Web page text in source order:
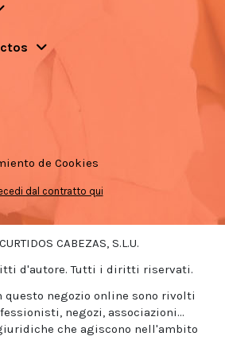
de Cookies
dal contratto qui
CABEZAS, S.L.U.
d'autore. Tutti i diritti riservati.
negozio online sono rivolti
negozi, associazioni...
che agiscono nell'ambito